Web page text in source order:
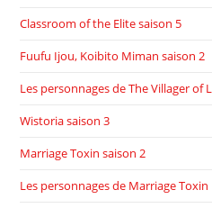
Classroom of the Elite saison 5
Fuufu Ijou, Koibito Miman saison 2
Les personnages de The Villager of
Wistoria saison 3
Marriage Toxin saison 2
Les personnages de Marriage Toxin